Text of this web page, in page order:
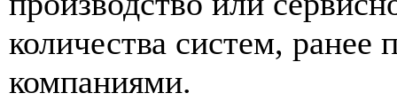
количества систем,
компаниями.